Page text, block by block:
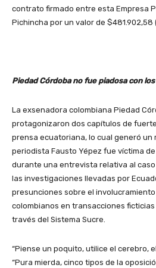
contrato firmado entre esta Empresa
Pichincha por un valor de $481.902,58
Piedad Córdoba no fue piadosa con
La exsenadora colombiana Piedad
protagonizaron dos capítulos de
prensa ecuatoriana, lo cual generó un
periodista Fausto Yépez fue víctima
durante una entrevista relativa al
las investigaciones llevadas por
presunciones sobre el
colombianos en transacciones
través del Sistema Sucre.
“Piense un poquito, utilice el cerebro,
“Pura mierda, cinco tipos de la